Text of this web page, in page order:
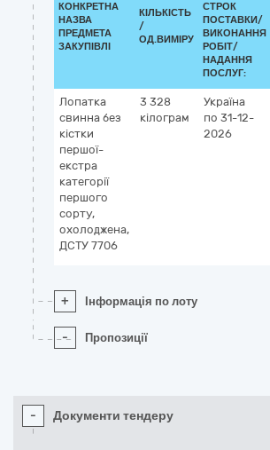
КОНКРЕТНА
НАЗВА
ПРЕДМЕТА
ЗАКУПІВЛІ
КІЛЬКІСТЬ
/
ОД.ВИМІРУ
СТРОК
ПОСТАВКИ/
ВИКОНАННЯ
РОБІТ/
НАДАННЯ
ПОСЛУГ:
Лопатка
свинна без
кістки
першої-
екстра
категорії
першого
сорту,
охолоджена,
ДСТУ 7706
3 328
кілограм
Україна
по 31-12-
2026
+ Інформація по лоту
- Пропозиції
- Документи тендеру